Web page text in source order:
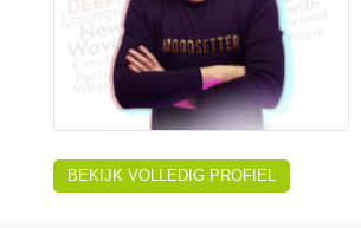
BEKIJK VOLLEDIG PROFIEL